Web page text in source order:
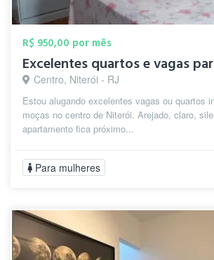
R$ 950,00 por mês
Excelentes quartos e vagas
Centro, Niterói - RJ
Estou alugando excelentes vagas ou quartos
moças no centro de Niterói. Arejado, claro,
apartamento fica próximo...
Para mulheres